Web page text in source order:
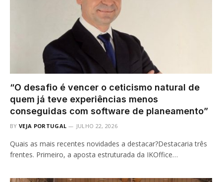
“O desafio é vencer o ceticismo natural de
quem já teve experiências menos
conseguidas com software de planeamento”
BY VEJA PORTUGAL JULHO 22, 2026
Quais as mais recentes novidades a destacar?Destacaria três
frentes. Primeiro, a aposta estruturada da IKOffice…